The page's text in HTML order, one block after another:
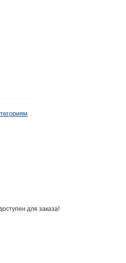
для заказа!